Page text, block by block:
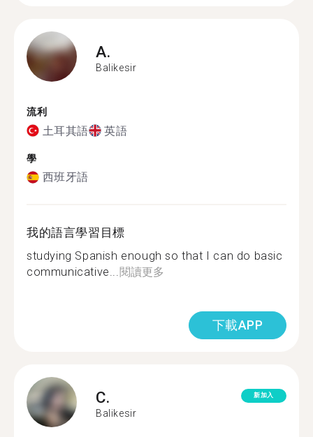
A.
Balikesir
流利
土耳其語 英語
學
西班牙語
我的語言學習目標
studying Spanish enough so that I can do basic
communicative...閱讀更多
下載APP
C.
Balikesir
新加入